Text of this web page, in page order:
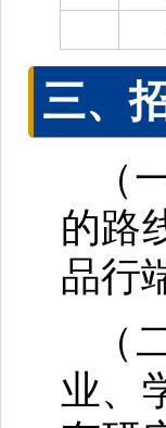
三、
（
的路
品行
（
业、